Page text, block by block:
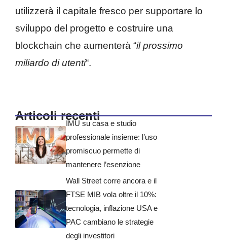
utilizzerà il capitale fresco per supportare lo
sviluppo del progetto e costruire una
blockchain che aumenterà “il prossimo
miliardo di utenti“.
Articoli recenti
IMU su casa e studio
professionale insieme: l’uso
promiscuo permette di
mantenere l’esenzione
Wall Street corre ancora e il
FTSE MIB vola oltre il 10%:
tecnologia, inflazione USA e
PAC cambiano le strategie
degli investitori